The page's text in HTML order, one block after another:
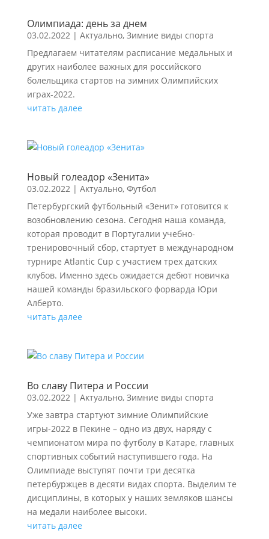
Олимпиада: день за днем
03.02.2022| Актуально, Зимние виды спорта
Предлагаем читателям расписание медальных и
других наиболее важных для российского
болельщика стартов на зимних Олимпийских
играх-2022.
читать далее
Новый голеадор «Зенита»
03.02.2022| Актуально, Футбол
Петербургский футбольный «Зенит» готовится к
возобновлению сезона. Сегодня наша команда,
которая проводит в Португалии учебно-
тренировочный сбор, стартует в международном
турнире Atlantic Cup с участием трех датских
клубов. Именно здесь ожидается дебют новичка
нашей команды бразильского форварда Юри
Алберто.
читать далее
Во славу Питера и России
03.02.2022| Актуально, Зимние виды спорта
Уже завтра стартуют зимние Олимпийские
игры-2022 в Пекине – одно из двух, наряду с
чемпионатом мира по футболу в Катаре, главных
спортивных событий наступившего года. На
Олимпиаде выступят почти три десятка
петербуржцев в десяти видах спорта. Выделим те
дисциплины, в которых у наших земляков шансы
на медали наиболее высоки.
читать далее